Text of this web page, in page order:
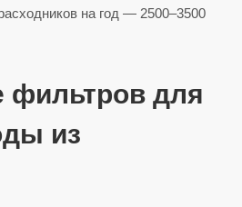
на год — 2500–3500
фильтров для
из